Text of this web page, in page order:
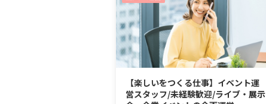
【楽しいをつくる仕事】イベント運
営スタッフ/未経験歓迎/ライブ・展示